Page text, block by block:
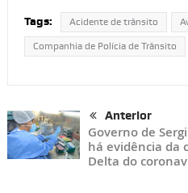
Tags: Acidente de trânsito
Companhia de Polícia de Trânsito
Anterior
Governo de
há evidência da
Delta do